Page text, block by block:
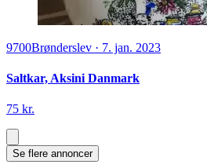
9700Brønderslev · 7. jan. 2023
Saltkar, Aksini Danmark
75 kr.
Se flere annoncer